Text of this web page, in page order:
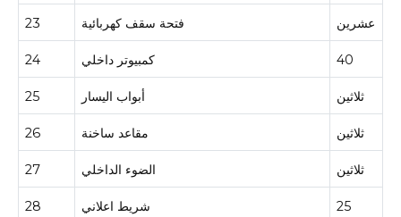
23 فتحة سقف كهربائية عشرين
24 كمبيوتر داخلي 40
25 أبواب اليسار ثلاثين
26 مقاعد ساخنة ثلاثين
27 الضوء الداخلي ثلاثين
28 شريط اعلاني 25